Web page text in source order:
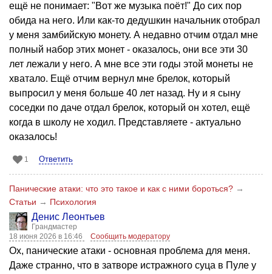
ещё не понимает: "Вот же музыка поёт!" До сих пор
обида на него. Или как-то дедушкин начальник отобрал
у меня замбийскую монету. А недавно отчим отдал мне
полный набор этих монет - оказалось, они все эти 30
лет лежали у него. А мне все эти годы этой монеты не
хватало. Ещё отчим вернул мне брелок, который
выпросил у меня больше 40 лет назад. Ну и я сыну
соседки по даче отдал брелок, который он хотел, ещё
когда в школу не ходил. Представляете - актуально
оказалось!
1 Ответить
Панические атаки: что это такое и как с ними бороться? →
Статьи → Психология
Денис Леонтьев
Грандмастер
18 июня 2026 в 16:46
Сообщить модератору
Ох, панические атаки - основная проблема для меня.
Даже странно, что в затворе истражного суца в Пуле у